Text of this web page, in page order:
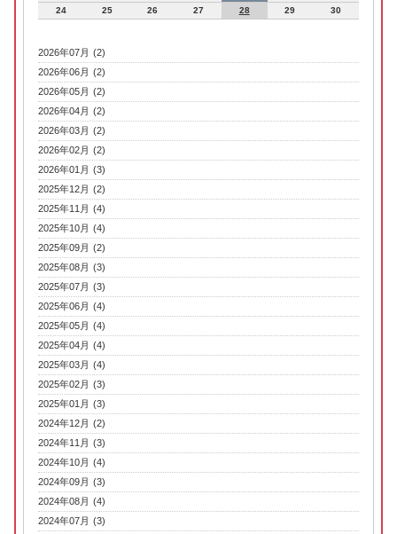
24
25 26 27 28 29 30
2026年07月 (2)
2026年06月 (2)
2026年05月 (2)
2026年04月 (2)
2026年03月 (2)
2026年02月 (2)
2026年01月 (3)
2025年12月 (2)
2025年11月 (4)
2025年10月 (4)
2025年09月 (2)
2025年08月 (3)
2025年07月 (3)
2025年06月 (4)
2025年05月 (4)
2025年04月 (4)
2025年03月 (4)
2025年02月 (3)
2025年01月 (3)
2024年12月 (2)
2024年11月 (3)
2024年10月 (4)
2024年09月 (3)
2024年08月 (4)
2024年07月 (3)